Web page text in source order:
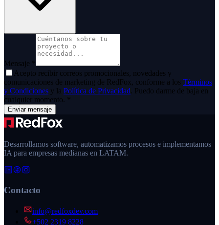
Mensaje *
Acepto recibir correos promocionales, novedades y
comunicaciones de marketing de RedFox, conforme a los Términos
y Condiciones y la Política de Privacidad. Puedo darme de baja en
cualquier momento. *
Enviar mensaje
Desarrollamos software, automatizamos procesos e implementamos
IA para empresas medianas en LATAM.
Contacto
info@redfoxdev.com
+502 2319 8228